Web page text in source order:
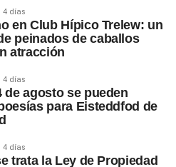
4 días
en Club Hípico Trelew: un
peinados de caballos
atracción
4 días
de agosto se pueden
para Eisteddfod de
4 días
trata la Ley de Propiedad